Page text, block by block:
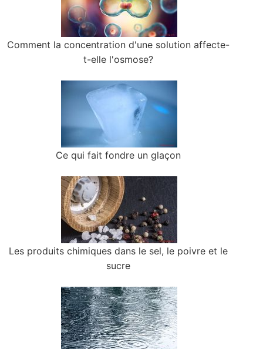
Comment la concentration d'une solution affecte-
t-elle l'osmose?
Ce qui fait fondre un glaçon
Les produits chimiques dans le sel, le poivre et le
sucre